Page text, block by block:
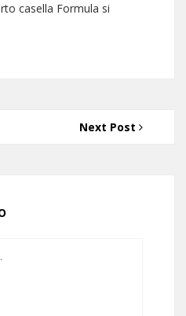
casella Formula si
Next Post